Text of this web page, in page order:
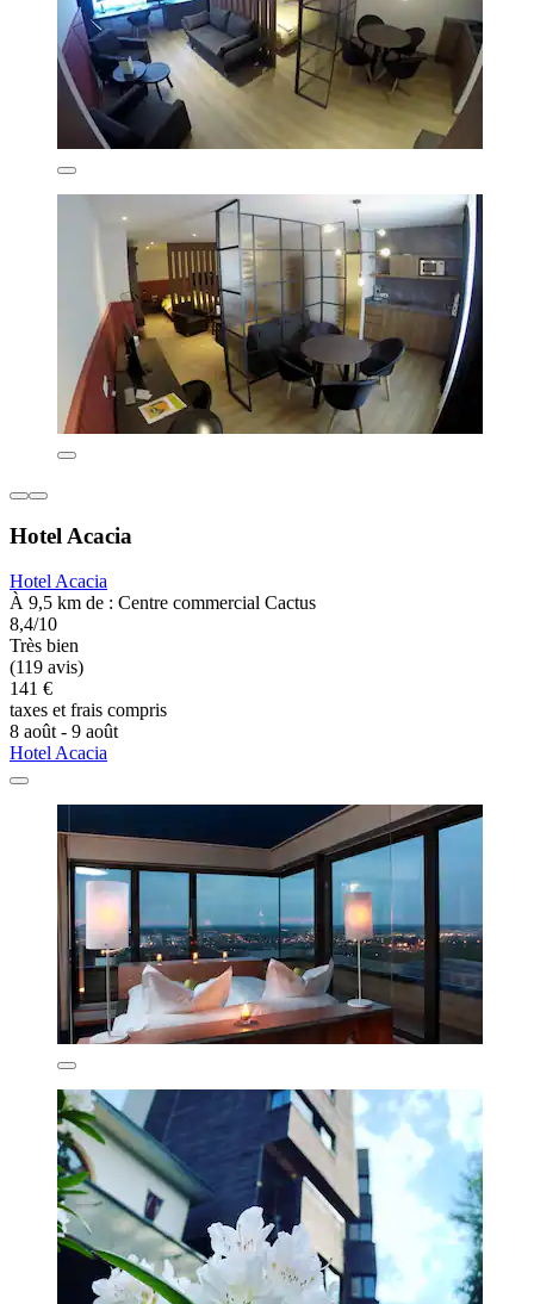
Hotel Acacia
Hotel Acacia
À 9,5 km de : Centre commercial Cactus
8,4/10
Très bien
(119 avis)
141 €
taxes et frais compris
8 août - 9 août
Hotel Acacia